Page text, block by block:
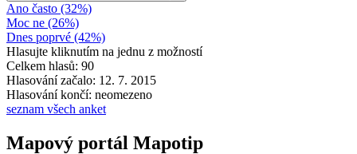
Ano často (32%)
Moc ne (26%)
Dnes poprvé (42%)
Hlasujte kliknutím na jednu z možností
Celkem hlasů: 90
Hlasování začalo: 12. 7. 2015
Hlasování končí: neomezeno
seznam všech anket
Mapový portál Mapotip